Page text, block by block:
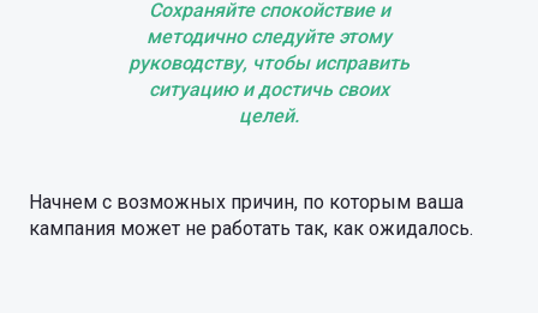
Сохраняйте спокойствие и
методично следуйте этому
руководству, чтобы исправить
ситуацию и достичь своих
целей.
Начнем с возможных причин, по которым ваша
кампания может не работать так, как ожидалось.